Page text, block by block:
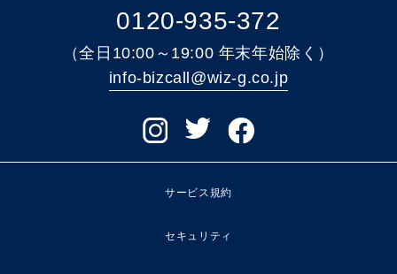
0120-935-372
（全日10:00～19:00 年末年始除く）
info-bizcall@wiz-g.co.jp
サービス規約
セキュリティ